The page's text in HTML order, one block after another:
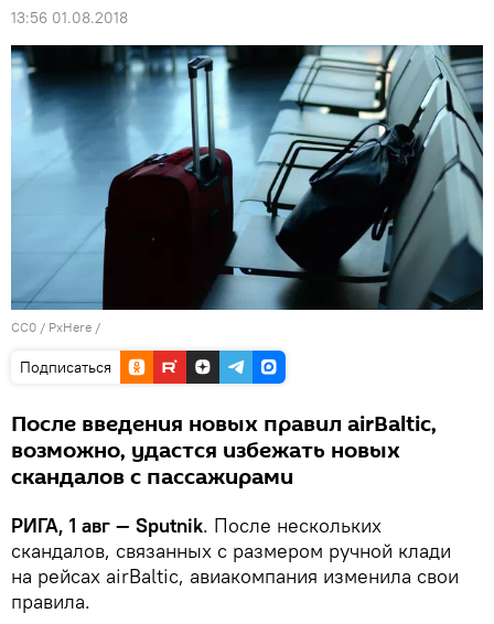
13:56 01.08.2018
CC0 / PxHere /
Подписаться
После введения новых правил airBaltic,
возможно, удастся избежать новых
скандалов с пассажирами
РИГА, 1 авг — Sputnik. После нескольких
скандалов, связанных с размером ручной клади
на рейсах airBaltic, авиакомпания изменила свои
правила.